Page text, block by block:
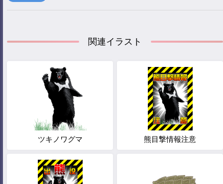
関連イラスト
ツキノワグマ 熊目撃情報注意